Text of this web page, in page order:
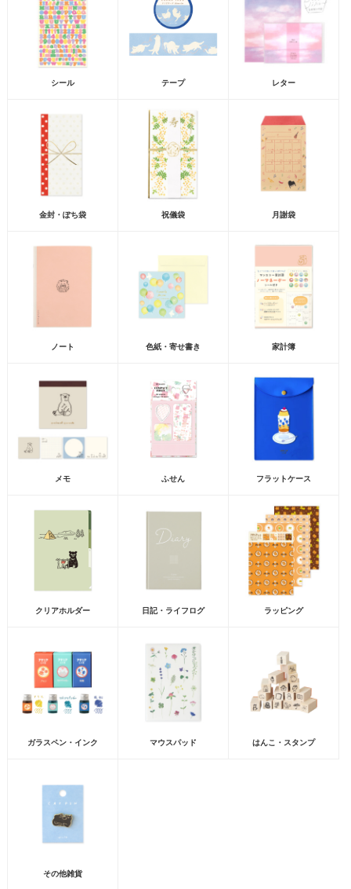
シール テープ レター
金封・ぽち袋 祝儀袋 月謝袋
ノート 色紙・寄せ書き 家計簿
メモ ふせん フラットケース
クリアホルダー 日記・ライフログ ラッピング
ガラスペン・インク マウスパッド はんこ・スタンプ
その他雑貨